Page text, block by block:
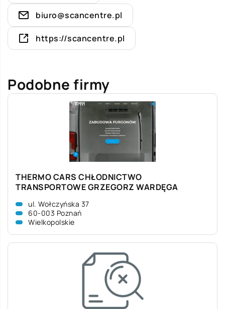
biuro@scancentre.pl
https://scancentre.pl
Podobne firmy
THERMO CARS CHŁODNICTWO
TRANSPORTOWE GRZEGORZ WARDĘGA
ul. Wołczyńska 37
60-003 Poznań
Wielkopolskie